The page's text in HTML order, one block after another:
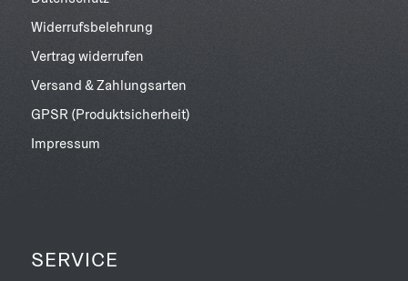
Widerrufsbelehrung
Vertrag widerrufen
Versand & Zahlungsarten
GPSR (Produktsicherheit)
Impressum
SERVICE